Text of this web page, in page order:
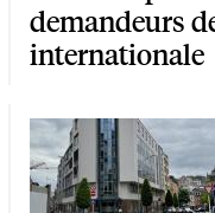
demandeurs
internationale